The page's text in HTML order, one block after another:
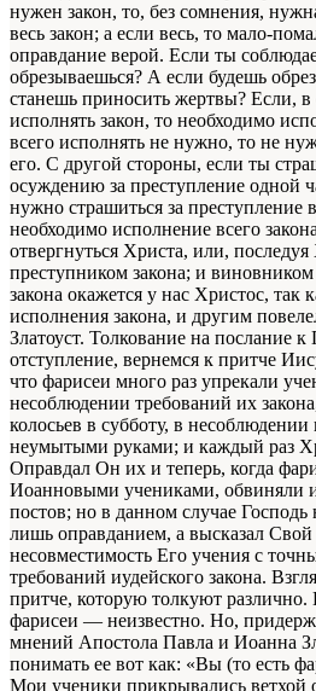
нужен закон, то, без сомнения,
весь закон; а если весь, то мало-
оправдание верой. Если ты
обрезываешься? А если будешь
станешь приносить жертвы? Если,
исполнять закон, то необходимо
всего исполнять не нужно, то не
его. С другой стороны, если ты
осуждению за преступление одной
нужно страшиться за преступление
необходимо исполнение всего
отвергнуться Христа, или, последуя
преступником закона; и виновником
закона окажется у нас Христос, так
исполнения закона, и другим
Златоуст. Толкование на послание
отступление, вернемся к притче
что фарисеи много раз упрекали
несоблюдении требований их
колосьев в субботу, в
неумытыми руками; и каждый раз
Оправдал Он их и теперь, когда
Иоанновыми учениками, обвиняли
постов; но в данном случае
лишь оправданием, а высказал Свой
несовместимость Его учения с
требований иудейского закона.
притче, которую толкуют
фарисеи — неизвестно. Но,
мнений Апостола Павла и Иоанна
понимать ее вот как: «Вы (то есть
Мои ученики прикрывались ветхой